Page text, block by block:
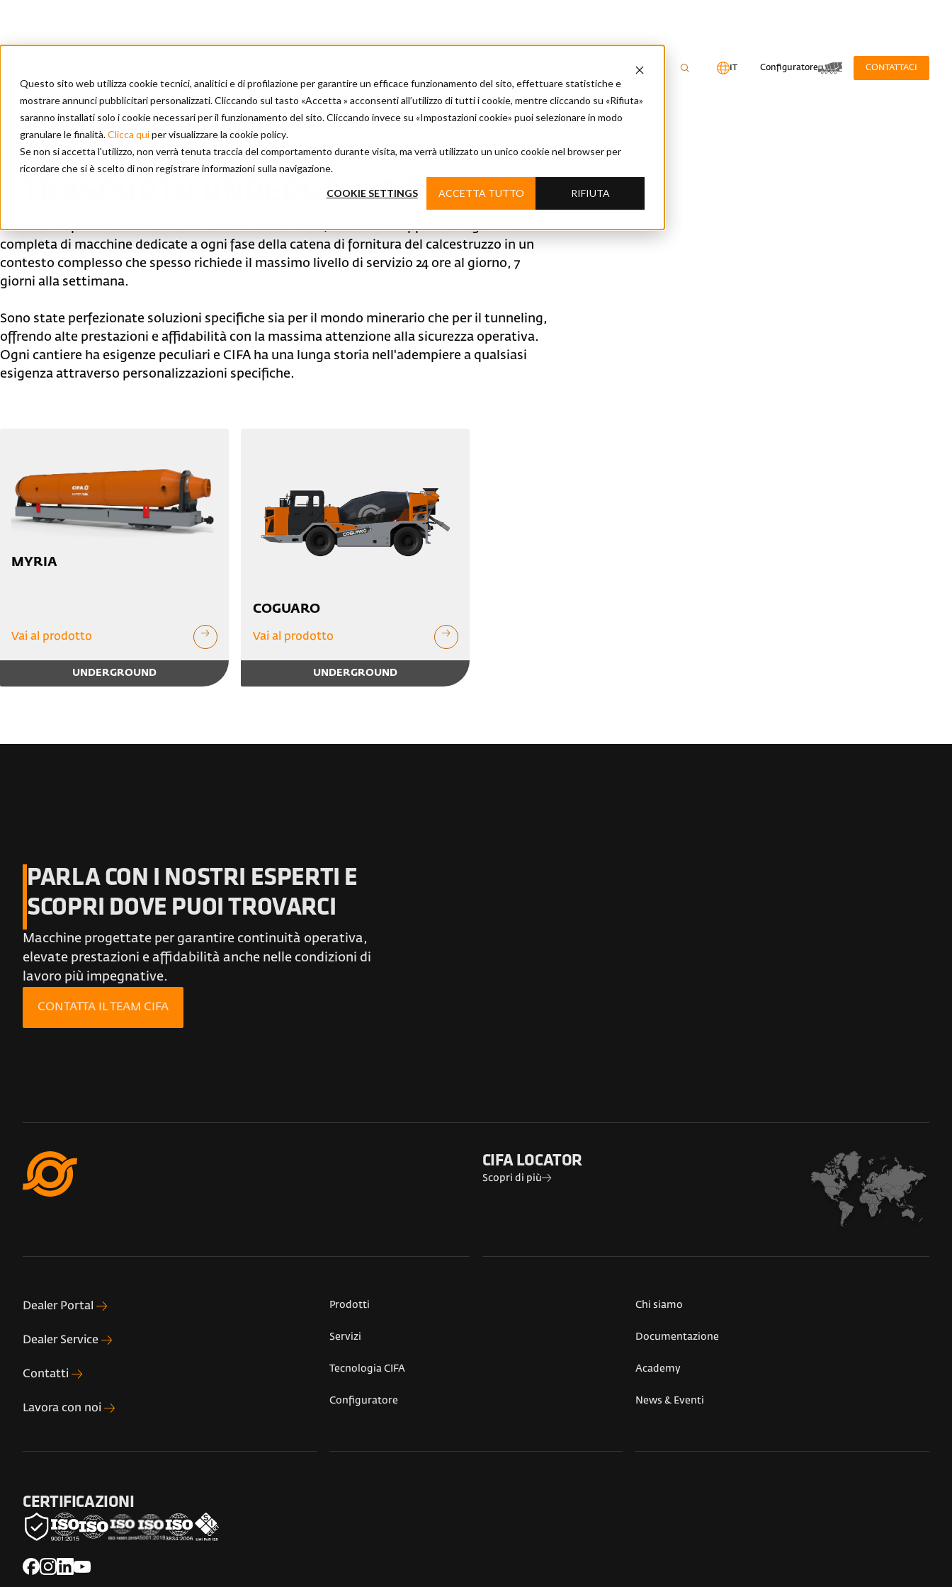
Questo sito web utilizza cookie tecnici, analitici e di profilazione per garantire un efficace funzionamento del sito, effettuare statistiche e
mostrare annunci pubblicitari personalizzati. Cliccando sul tasto «Accetta » acconsenti all’utilizzo di tutti i cookie, mentre cliccando su «Rifiuta»
saranno installati solo i cookie necessari per il funzionamento del sito. Cliccando invece su «Impostazioni cookie» puoi selezionare in modo
granulare le finalità.Clicca quiper visualizzare la cookie policy.
Se non si accetta l'utilizzo, non verrà tenuta traccia del comportamento durante visita, ma verrà utilizzato un unico cookie nel browser per
ricordare che si è scelto di non registrare informazioni sulla navigazione.
COOKIE SETTINGS ACCETTA TUTTO RIFIUTA
IT Configuratore CONTATTACI
Home/ Prodotti/ Trasporto underground
TRASPORTO UNDERGROUND
Grazie all’esperienza maturata nei cantieri sotterranei, CIFA ha sviluppato una gamma
completa di macchine dedicate a ogni fase della catena di fornitura del calcestruzzo in un
contesto complesso che spesso richiede il massimo livello di servizio 24 ore al giorno, 7
giorni alla settimana.
Sono state perfezionate soluzioni specifiche sia per il mondo minerario che per il tunneling,
offrendo alte prestazioni e affidabilità con la massima attenzione alla sicurezza operativa.
Ogni cantiere ha esigenze peculiari e CIFA ha una lunga storia nell'adempiere a qualsiasi
esigenza attraverso personalizzazioni specifiche.
MYRIA
Vai al prodotto
UNDERGROUND
COGUARO
Vai al prodotto
UNDERGROUND
PARLA CON I NOSTRI ESPERTI E
SCOPRI DOVE PUOI TROVARCI
Macchine progettate per garantire continuità operativa,
elevate prestazioni e affidabilità anche nelle condizioni di
lavoro più impegnative.
CONTATTA IL TEAM CIFA
CIFA LOCATOR
Scopri di più
Dealer Portal
Dealer Service
Contatti
Lavora con noi
Prodotti
Servizi
Tecnologia CIFA
Configuratore
Chi siamo
Documentazione
Academy
News & Eventi
CERTIFICAZIONI